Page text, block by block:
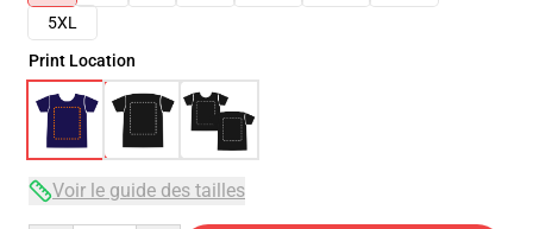
5XL
Print Location
Voir le guide des tailles